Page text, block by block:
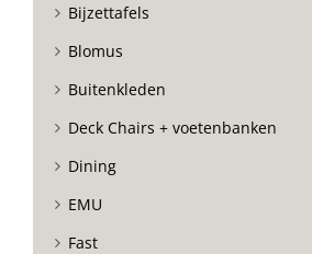
Bijzettafels
Blomus
Buitenkleden
Deck Chairs + voetenbanken
Dining
EMU
Fast